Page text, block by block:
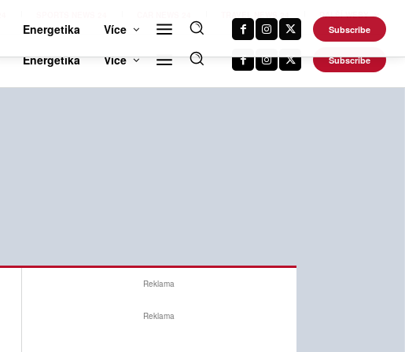
DALŠÍ WEBY
Energetika Více Subscribe
Reklama
Reklama